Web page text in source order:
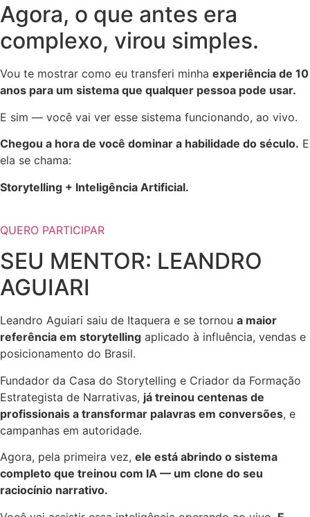
Agora, o que antes era
complexo, virou simples.
Vou te mostrar como eu transferi minha experiência de 10
anos para um sistema que qualquer pessoa pode usar.
E sim — você vai ver esse sistema funcionando, ao vivo.
Chegou a hora de você dominar a habilidade do século. E
ela se chama:
Storytelling + Inteligência Artificial.
QUERO PARTICIPAR
SEU MENTOR: LEANDRO
AGUIARI
Leandro Aguiari saiu de Itaquera e se tornou a maior
referência em storytelling aplicado à influência, vendas e
posicionamento do Brasil.
Fundador da Casa do Storytelling e Criador da Formação
Estrategista de Narrativas, já treinou centenas de
profissionais a transformar palavras em conversões, e
campanhas em autoridade.
Agora, pela primeira vez, ele está abrindo o sistema
completo que treinou com IA — um clone do seu
raciocínio narrativo.